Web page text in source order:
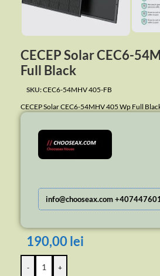
CECEP Solar CEC6-
Full Black
SKU:CEC6-54MHV 405-FB
CECEP Solar CEC6-54MHV 405 Wp Full
info@chooseax.com
190,00lei
- +